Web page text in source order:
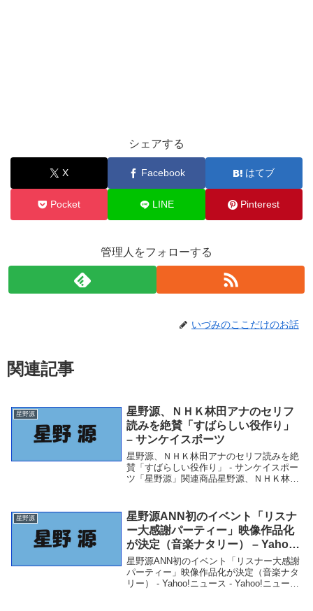
シェアする
X Facebook はてブ
Pocket LINE Pinterest
管理人をフォローする
いづみのここだけのお話
関連記事
星野源
星野源、ＮＨＫ林田アナのセリフ
読みを絶賛「すばらしい役作り」
– サンケイスポーツ
星野源、ＮＨＫ林田アナのセリフ読みを絶
賛「すばらしい役作り」 - サンケイスポー
ツ「星野源」関連商品星野源、ＮＨＫ林田
田アナのセリフ読みを絶賛「すばらしい役
作...
星野源
星野源ANN初のイベント「リスナ
ー大感謝パーティー」映像作品化
が決定（音楽ナタリー） – Yahoo!
ニュース – Yahoo!ニュース
星野源ANN初のイベント「リスナー大感謝
パーティー」映像作品化が決定（音楽ナタ
リー） - Yahoo!ニュース - Yahoo!ニュース